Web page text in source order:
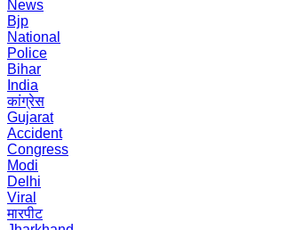
News
Bjp
National
Police
Bihar
India
कांग्रेस
Gujarat
Accident
Congress
Modi
Delhi
Viral
मारपीट